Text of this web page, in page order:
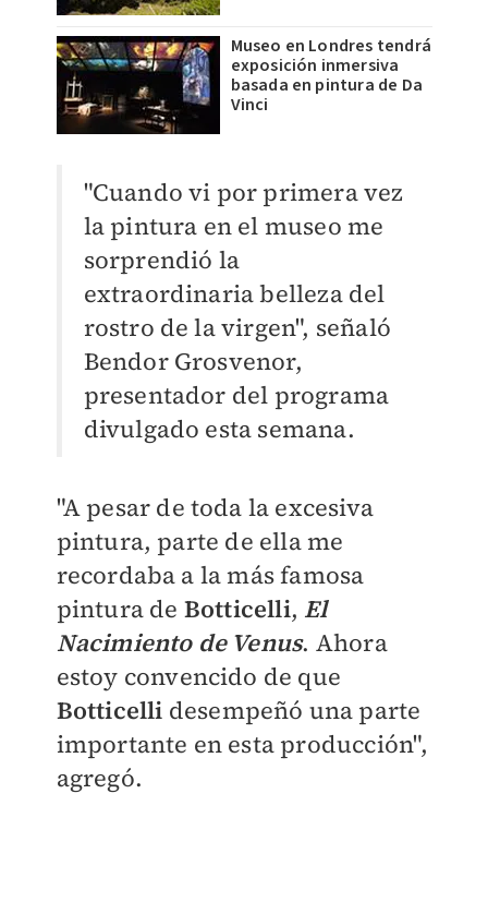
Museo en Londres tendrá
exposición inmersiva
basada en pintura de Da
Vinci
"Cuando vi por primera vez
la pintura en el museo me
sorprendió la
extraordinaria belleza del
rostro de la virgen", señaló
Bendor Grosvenor,
presentador del programa
divulgado esta semana.
"A pesar de toda la excesiva
pintura, parte de ella me
recordaba a la más famosa
pintura de Botticelli, El
Nacimiento de Venus. Ahora
estoy convencido de que
Botticelli desempeñó una parte
importante en esta producción",
agregó.